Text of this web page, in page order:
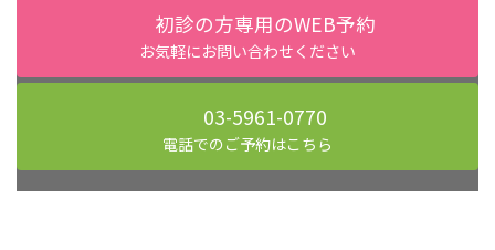
初診の方専用のWEB予約
お気軽にお問い合わせください
03-5961-0770
電話でのご予約はこちら